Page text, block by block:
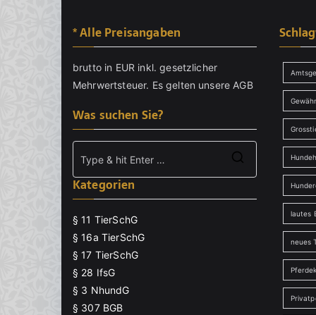
* Alle Preisangaben
brutto in EUR inkl. gesetzlicher
Mehrwertsteuer. Es gelten unsere AGB
Was suchen Sie?
Search
Kategorien
§ 11 TierSchG
§ 16a TierSchG
§ 17 TierSchG
§ 28 IfsG
§ 3 NhundG
§ 307 BGB
lautes
neues